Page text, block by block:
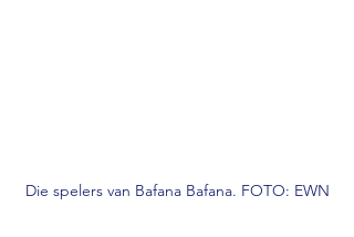
Die spelers van Bafana Bafana. FOTO: EWN